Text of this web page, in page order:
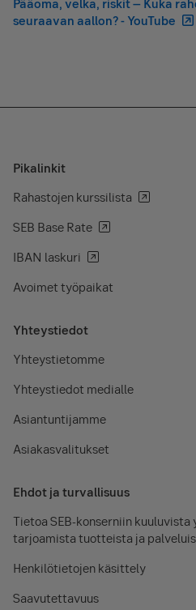
Pääoma, velka, riskit – Kuka
seuraavan aallon? - YouTube
Pikalinkit
Rahastojen kurssilista
SEB Base Rate
IBAN laskuri
Avoimet työpaikat
Yhteystiedot
Yhteystietomme
Yhteystiedot medialle
Asiantuntijamme
Asiakasvalitukset
Ehdot ja turvallisuus
Tietoa SEB-konserniin
tarjoamista tuotteista ja
Henkilötietojen käsittely
Saavutettavuus